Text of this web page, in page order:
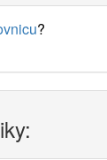
?